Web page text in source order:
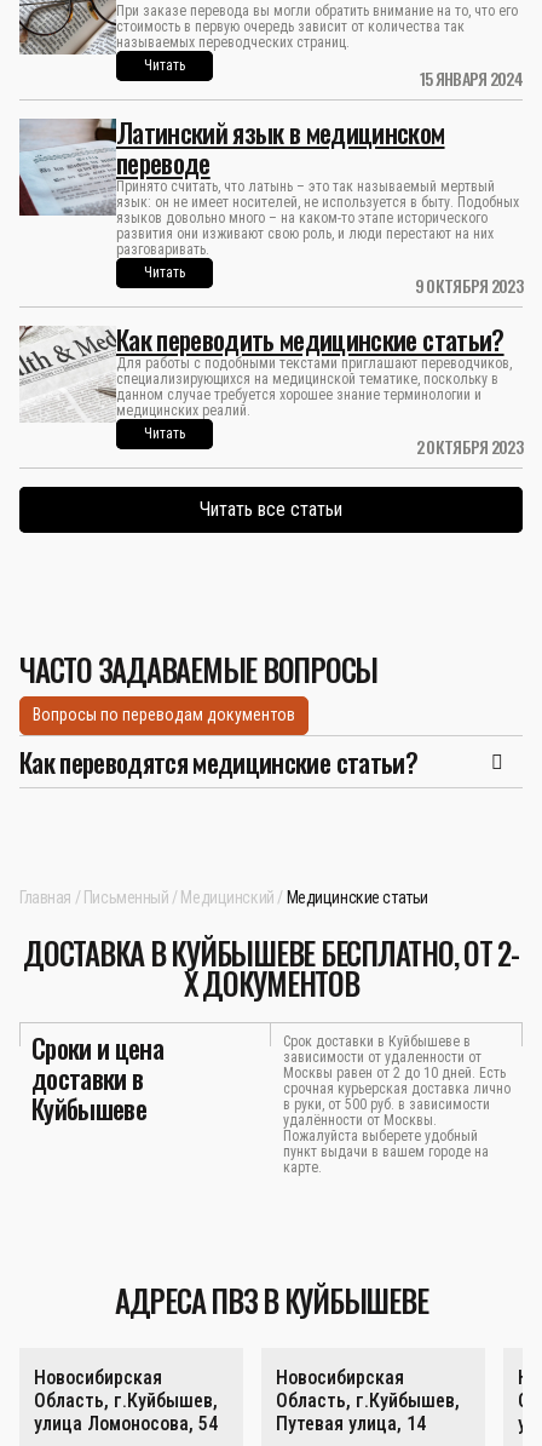
15 ЯНВАРЯ 2024
При заказе перевода вы могли обратить внимание на то, что его
стоимость в первую очередь зависит от количества так
называемых переводческих страниц.
Читать
9 ОКТЯБРЯ 2023
Латинский язык в медицинском
переводе
Принято считать, что латынь – это так называемый мертвый
язык: он не имеет носителей, не используется в быту. Подобных
языков довольно много – на каком-то этапе исторического
развития они изживают свою роль, и люди перестают на них
разговаривать.
Читать
2 ОКТЯБРЯ 2023
Как переводить медицинские статьи?
Для работы с подобными текстами приглашают переводчиков,
специализирующихся на медицинской тематике, поскольку в
данном случае требуется хорошее знание терминологии и
медицинских реалий.
Читать
Читать все статьи
ЧАСТО ЗАДАВАЕМЫЕ ВОПРОСЫ
Вопросы по переводам документов
Как переводятся медицинские статьи?
Главная Письменный Медицинский Медицинские статьи
ДОСТАВКА В КУЙБЫШЕВЕ БЕСПЛАТНО, ОТ 2-
Х ДОКУМЕНТОВ
Сроки и цена
доставки в
Куйбышеве
Срок доставки в Куйбышеве в
зависимости от удаленности от
Москвы равен от 2 до 10 дней. Есть
срочная курьерская доставка лично
в руки, от 500 руб. в зависимости
удалённости от Москвы.
Пожалуйста выберете удобный
пункт выдачи в вашем городе на
карте.
АДРЕСА ПВЗ В КУЙБЫШЕВЕ
Новосибирская
Область, г.Куйбышев,
улица Ломоносова, 54
Новосибирская
Область, г.Куйбышев,
Путевая улица, 14